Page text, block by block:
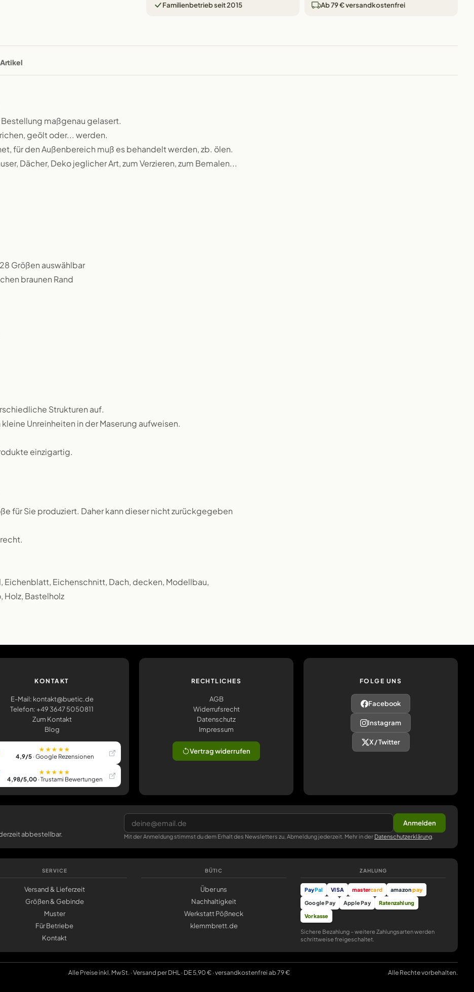
Familienbetrieb seit 2015 Ab 79 € versandkostenfrei
maßgenau gelasert.
geölt oder... werden.
für den Außenbereich muß es behandelt werden, zb. ölen.
Dächer, Deko jeglicher Art, zum Verzieren, zum Bemalen...
Größen auswählbar
braunen Rand
Strukturen auf.
Unreinheiten in der Maserung aufweisen.
einzigartig.
für Sie produziert. Daher kann dieser nicht zurückgegeben
Eichenschnitt, Dach, decken, Modellbau,
Holz, Bastelholz
KONTAKT
E-Mail: kontakt@buetic.de
Telefon: +49 3647 5050811
Zum Kontakt
Blog
★★★★★
4,9/5 · Google Rezensionen
★★★★★
4,98/5,00 · Trustami Bewertungen
RECHTLICHES
AGB
Widerrufsrecht
Datenschutz
Impressum
Vertrag widerrufen
FOLGE UNS
Facebook
Instagram
X / Twitter
abbestellbar.
Anmelden
Mit der Anmeldung stimmst du dem Erhalt des Newsletters zu, Abmeldung jederzeit. Mehr in der Datenschutzerklärung
SERVICE
Versand & Lieferzeit
Größen & Gebinde
Muster
Für Betriebe
Kontakt
BÜTIC
Über uns
Nachhaltigkeit
Werkstatt Pößneck
klemmbrett.de
ZAHLUNG
PayPal VISA mastercard amazonpay
Google Pay
Apple Pay
Ratenzahlung
Vorkasse
Sichere Bezahlung – weitere Zahlungsarten werden
schrittweise freigeschaltet.
Alle Preise inkl. MwSt. · Versand per DHL · DE 5,90 € · versandkostenfrei ab 79 € Alle Rechte vorbehalten.